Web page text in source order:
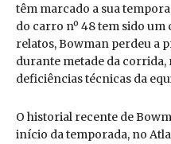
têm marcado a sua
do carro nº 48 tem sido
relatos, Bowman perdeu a
durante metade da
deficiências técnicas da
O historial recente de
início da temporada, no